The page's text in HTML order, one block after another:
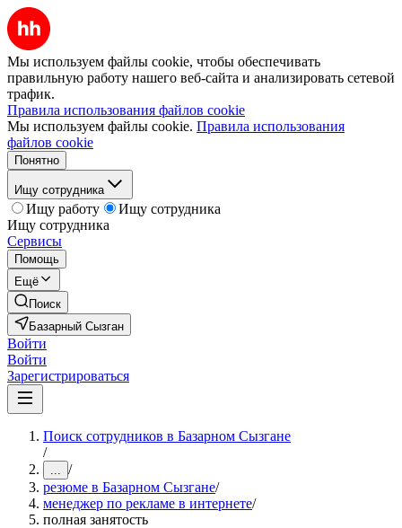
Мы используем файлы cookie, чтобы обеспечивать
правильную работу нашего веб-сайта и анализировать сетевой
трафик.
Правила использования файлов cookie
Мы используем файлы cookie. Правила использования
файлов cookie
Понятно
Ищу сотрудника
Ищу работу
Ищу сотрудника
Ищу сотрудника
Сервисы
Помощь
Ещё
Поиск
Базарный Сызган
Войти
Войти
Зарегистрироваться
Поиск сотрудников в Базарном Сызгане
/
... /
резюме в Базарном Сызгане/
менеджер по рекламе в интернете/
полная занятость